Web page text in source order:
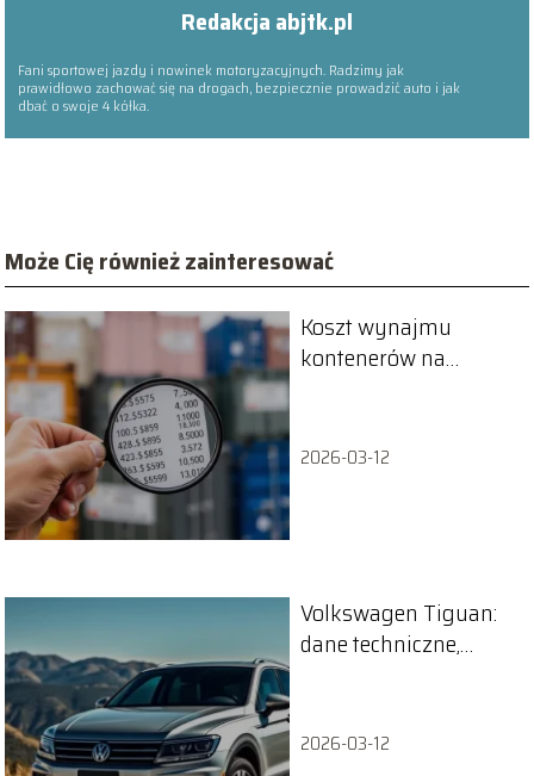
Redakcja abjtk.pl
Fani sportowej jazdy i nowinek motoryzacyjnych. Radzimy jak
prawidłowo zachować się na drogach, bezpiecznie prowadzić auto i jak
dbać o swoje 4 kółka.
Może Cię również zainteresować
Koszt wynajmu
kontenerów na
2026-03-12
Volkswagen Tiguan:
dane techniczne,
2026-03-12